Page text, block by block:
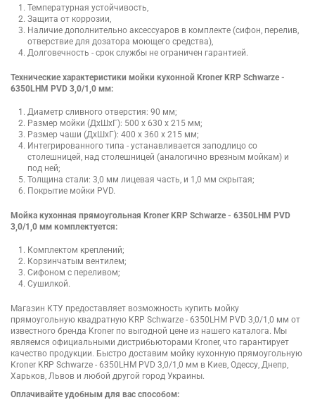
Температурная устойчивость,
Защита от коррозии,
Наличие дополнительно аксессуаров в комплекте (сифон, перелив,
отверствие для дозатора моющего средства),
Долговечность - срок службы не ограничен гарантией.
Технические характеристики мойки кухонной Kroner KRP Schwarze -
6350LHM PVD 3,0/1,0 мм:
Диаметр сливного отверстия: 90 мм;
Размер мойки (ДхШхГ): 500 х 630 х 215 мм;
Размер чаши (ДхШхГ): 400 х 360 х 215 мм;
Интегрированного типа - устанавливается заподлицо со
столешницей, над столешницей (аналогично врезным мойкам) и
под ней;
Толщина стали: 3,0 мм лицевая часть, и 1,0 мм скрытая;
Покрытие мойки PVD.
Мойка кухонная прямоугольная Kroner KRP Schwarze - 6350LHM PVD
3,0/1,0 мм комплектуется:
Комплектом креплений;
Корзинчатым вентилем;
Сифоном с переливом;
Сушилкой.
Магазин КТУ предоставляет возможность купить мойку
прямоугольную квадратную KRP Schwarze - 6350LHM PVD 3,0/1,0 мм от
известного бренда Kroner по выгодной цене из нашего каталога. Мы
являемся официальными дистрибьюторами Kroner, что гарантирует
качество продукции. Быстро доставим мойку кухонную прямоугольную
Kroner KRP Schwarze - 6350LHM PVD 3,0/1,0 мм в Киев, Одессу, Днепр,
Харьков, Львов и любой другой город Украины.
Оплачивайте удобным для вас способом: